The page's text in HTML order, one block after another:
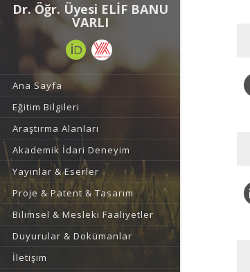
Dr. Öğr. Üyesi ELİF BANU
VARLI
Ana Sayfa
Eğitim Bilgileri
Araştırma Alanları
Akademik İdari Deneyim
Yayınlar & Eserler
Proje & Patent & Tasarım
Bilimsel & Mesleki Faaliyetler
Duyurular & Dokümanlar
İletişim